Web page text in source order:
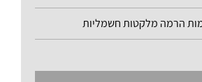
הרמה מלקטות חשמליות